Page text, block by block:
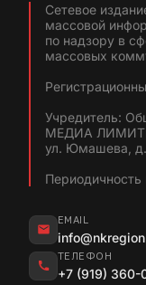
Сетевое
массовой
по надзору в
массовых
Учредитель:
МЕДИА
ул. Юмашева, д.
EMAIL
ТЕЛЕФОН
+7 (919) 360-